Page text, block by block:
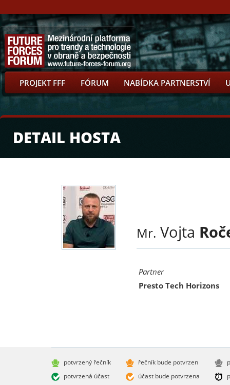
PROJEKT FFF FÓRUM NABÍDKA PARTNERSTVÍ
DETAIL HOSTA
Mr. Vojta
Partner
Presto Tech Horizons
potvrzený řečník
potvrzená účast
řečník bude potvrzen
účast bude potvrzena